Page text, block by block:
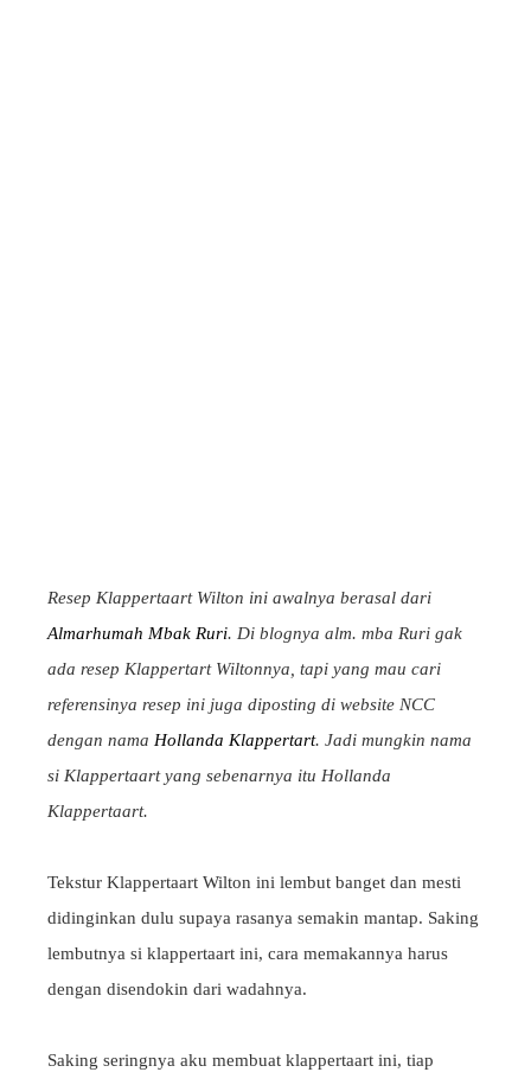
Resep Klappertaart Wilton ini awalnya berasal dari
Almarhumah Mbak Ruri. Di blognya alm. mba Ruri gak
ada resep Klappertart Wiltonnya, tapi yang mau cari
referensinya resep ini juga diposting di website NCC
dengan nama Hollanda Klappertart. Jadi mungkin nama
si Klappertaart yang sebenarnya itu Hollanda
Klappertaart.
Tekstur Klappertaart Wilton ini lembut banget dan mesti
didinginkan dulu supaya rasanya semakin mantap. Saking
lembutnya si klappertaart ini, cara memakannya harus
dengan disendokin dari wadahnya.
Saking seringnya aku membuat klappertaart ini, tiap